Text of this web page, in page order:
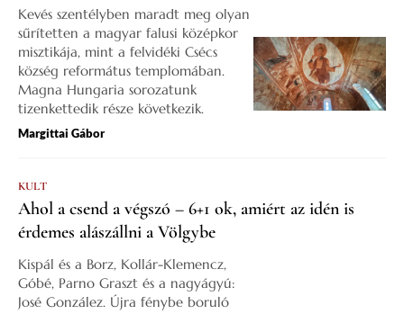
Kevés szentélyben maradt meg olyan
sűrítetten a magyar falusi középkor
misztikája, mint a felvidéki Csécs
község református templomában.
Magna Hungaria sorozatunk
tizenkettedik része következik.
Margittai Gábor
KULT
Ahol a csend a végszó – 6+1 ok, amiért az idén is
érdemes alászállni a Völgybe
Kispál és a Borz, Kollár-Klemencz,
Góbé, Parno Graszt és a nagyágyú:
José González. Újra fénybe boruló